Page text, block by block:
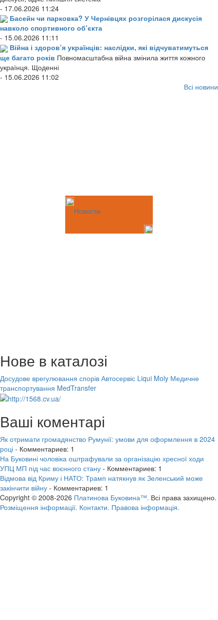
- 17.06.2026 11:24
Басейн чи парковка? У Чернівцях розгорілася дискусія
навколо спортивного об’єкта
- 15.06.2026 11:11
Війна і здоров’я українців: наслідки, які відчуватимуться
ще багато років Повномасштабна війна змінила життя кожного
українця. Щоденні
- 15.06.2026 11:02
Всі новини
Новости
Нове в каталозі
Досудове врегулювання спорів Автосервіс Liqui Moly Медичне
транспортування MedTransfer
Ваші коментарі
Як отримати громадянство Румунії: умови для оформлення в 2024
році - Комментариев: 1
На Буковині чоловіка оштрафували за організацію хресної ходи
УПЦ МП під час воєнного стану - Комментариев: 1
Відмова від Криму і НАТО: Трамп натякнув як Зеленський може
закінчити війну - Комментариев: 1
Copyright © 2008-2026 Платинова Буковина™. Всі права захищено.
Розміщення інформації. Контакти. Правова інформація.